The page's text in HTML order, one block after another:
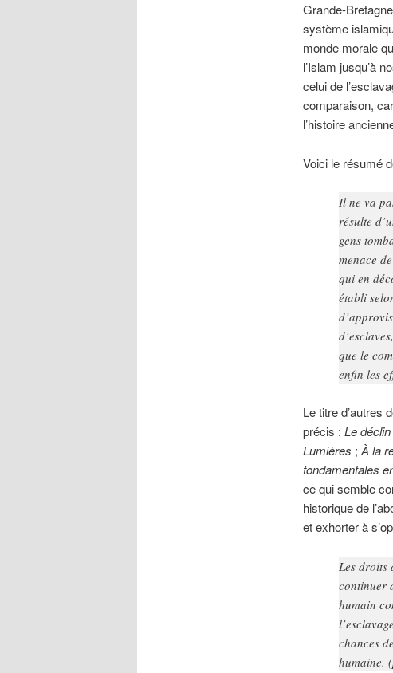
Grande-
système
monde morale
l’Islam jusqu’à
celui de
comparaison,
l’histoire
Voici le résumé
Il ne va
résulte
gens
menace
qui en
établi
que le
enfin les
Le titre d’autres
précis : Le
Lumières ;À la
fondamentales
ce qui semble
historique de
et exhorter à
Les droits
continuer
humain
chances
humaine.